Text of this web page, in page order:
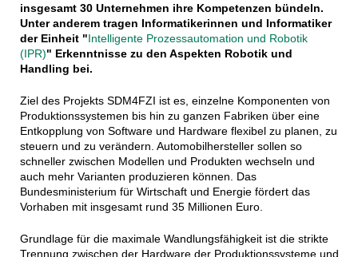
insgesamt 30 Unternehmen ihre Kompetenzen bündeln.
Unter anderem tragen Informatikerinnen und Informatiker
der Einheit "Intelligente Prozessautomation und Robotik
(IPR)" Erkenntnisse zu den Aspekten Robotik und
Handling bei.
Ziel des Projekts SDM4FZI ist es, einzelne Komponenten von
Produktionssystemen bis hin zu ganzen Fabriken über eine
Entkopplung von Software und Hardware flexibel zu planen, zu
steuern und zu verändern. Automobilhersteller sollen so
schneller zwischen Modellen und Produkten wechseln und
auch mehr Varianten produzieren können. Das
Bundesministerium für Wirtschaft und Energie fördert das
Vorhaben mit insgesamt rund 35 Millionen Euro.
Grundlage für die maximale Wandlungsfähigkeit ist die strikte
Trennung zwischen der Hardware der Produktionssysteme und